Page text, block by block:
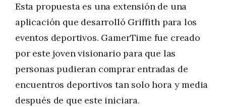
Esta propuesta es una extensión de una
aplicación que desarrolló Griffith para los
eventos deportivos. GamerTime fue creado
por este joven visionario para que las
personas pudieran comprar entradas de
encuentros deportivos tan solo hora y media
después de que este iniciara.